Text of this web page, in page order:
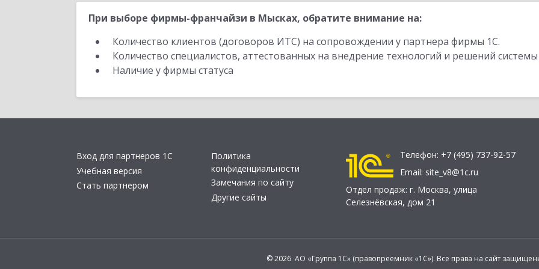
При выборе фирмы-франчайзи в Мысках, обратите внимание на:
Количество клиентов (договоров ИТС) на сопровождении у партнера фирмы 1С.
Количество специалистов, аттестованных на внедрение технологий и решений
Наличие у фирмы статуса
Вход для партнеров 1С
Учебная версия
Стать партнером
Политика
конфиденциальности
Замечания по сайту
Другие сайты
Телефон: +7 (495) 737-92-57
Email: site_v8@1c.ru
Отдел продаж: г. Москва, улица
Селезнёвская, дом 21
© 2026 АО «Группа 1С» (правопреемник «1С»). Все права на сайт